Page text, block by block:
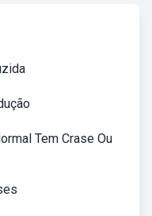
Tem Crase Ou